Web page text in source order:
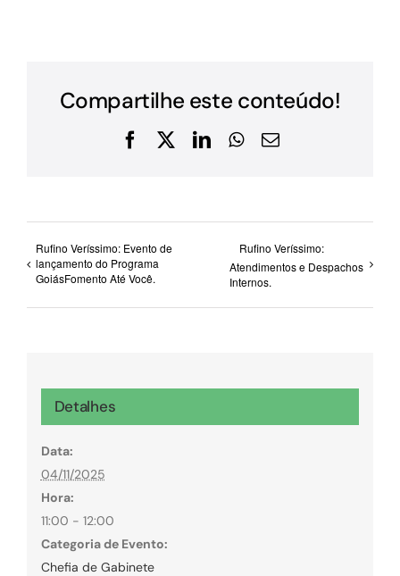
Compartilhe este conteúdo!
Facebook
X LinkedInWhatsApp
E-
Rufino Veríssimo: Evento de
lançamento do Programa
GoiásFomento Até Você.
Rufino Veríssimo:
Atendimentos e Despachos
Internos.
Detalhes
Data:
04/11/2025
Hora:
11:00 - 12:00
Categoria de Evento:
Chefia de Gabinete